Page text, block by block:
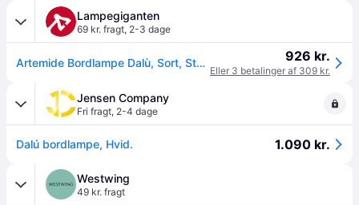
Lampegiganten
69 kr. fragt, 2-3 dage
Artemide Bordlampe Dalù, Sort, Stue/spisestue, Plast, Design 926 kr.
Eller 3 betalinger af 309 kr.
Jensen Company
Fri fragt, 2-4 dage
Dalú bordlampe, Hvid. 1.090 kr.
Westwing
49 kr. fragt